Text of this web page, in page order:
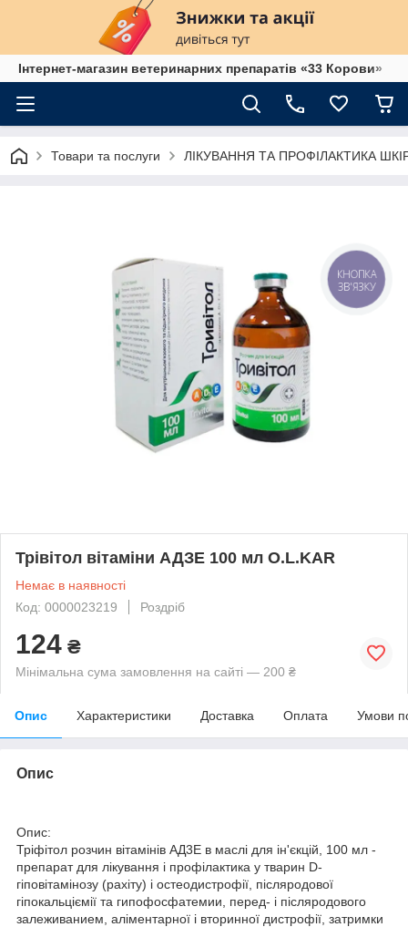
Інтернет-магазин ветеринарних препаратів «33 Корови»
Товари та послуги ЛІКУВАННЯ ТА ПРОФІЛАКТИКА
Трівітол вітаміни АДЗЕ 100 мл O.L.KAR
Немає в наявності
Код: 0000023219
Роздріб
124 ₴
Мінімальна сума замовлення на сайті — 200 ₴
Опис Характеристики Доставка Оплата Умови
Опис
Опис:
Тріфітол розчин вітамінів АД3Е в маслі для ін'єкцій, 100 мл -
препарат для лікування і профілактика у тварин D-
гіповітамінозу (рахіту) і остеодистрофії, післяродової
гіпокальціємії та гипофосфатемии, перед- і післяродового
залеживанием, аліментарної і вторинної дистрофії, затримки
КНОПКА
ЗВ'ЯЗКУ